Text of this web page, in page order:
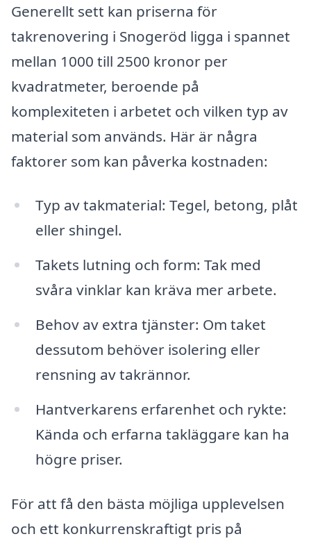
Generellt sett kan priserna för
takrenovering i Snogeröd ligga i spannet
mellan 1000 till 2500 kronor per
kvadratmeter, beroende på
komplexiteten i arbetet och vilken typ av
material som används. Här är några
faktorer som kan påverka kostnaden:
Typ av takmaterial: Tegel, betong, plåt
eller shingel.
Takets lutning och form: Tak med
svåra vinklar kan kräva mer arbete.
Behov av extra tjänster: Om taket
dessutom behöver isolering eller
rensning av takrännor.
Hantverkarens erfarenhet och rykte:
Kända och erfarna takläggare kan ha
högre priser.
För att få den bästa möjliga upplevelsen
och ett konkurrenskraftigt pris på